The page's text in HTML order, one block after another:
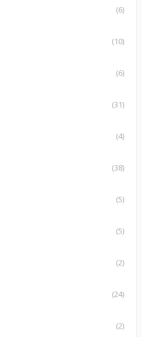
(6)
(10)
(6)
(31)
(4)
(38)
(5)
(5)
(2)
(24)
(2)